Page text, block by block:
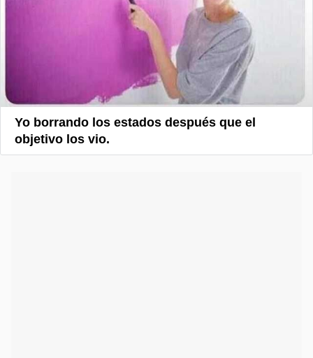
Yo borrando los estados después que el
objetivo los vio.